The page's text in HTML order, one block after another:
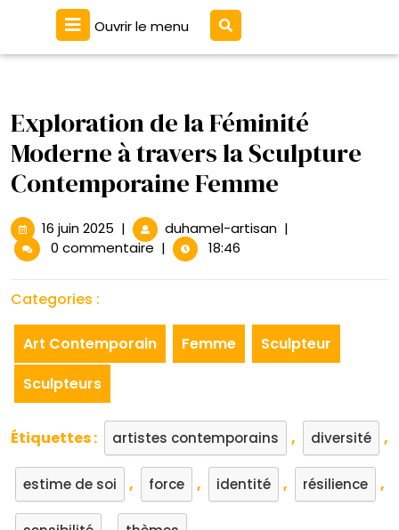
Ouvrir le menu Ouvrir
le
menu
Exploration de la Féminité
Moderne à travers la Sculpture
Contemporaine Femme
16 juin 2025 16
juin
| duhamel-artisanExploration
Féminité
à
travers
la
Femme
|
0 commentaire | 18:46
Categories :
Art Contemporain Femme
Sculpteur
Sculpteurs
Étiquettes : artistes contemporains , diversité ,
estime de soi , force , identité , résilience ,